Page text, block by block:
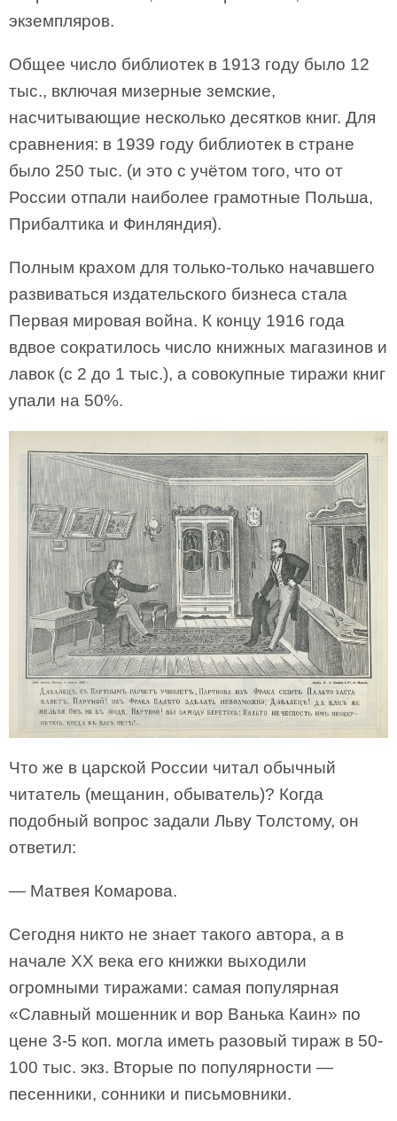
экземпляров.
Общее число библиотек в 1913 году было 12
тыс., включая мизерные земские,
насчитывающие несколько десятков книг. Для
сравнения: в 1939 году библиотек в стране
было 250 тыс. (и это с учётом того, что от
России отпали наиболее грамотные Польша,
Прибалтика и Финляндия).
Полным крахом для только-только начавшего
развиваться издательского бизнеса стала
Первая мировая война. К концу 1916 года
вдвое сократилось число книжных магазинов и
лавок (с 2 до 1 тыс.), а совокупные тиражи книг
упали на 50%.
Что же в царской России читал обычный
читатель (мещанин, обыватель)? Когда
подобный вопрос задали Льву Толстому, он
ответил:
— Матвея Комарова.
Сегодня никто не знает такого автора, а в
начале ХХ века его книжки выходили
огромными тиражами: самая популярная
«Славный мошенник и вор Ванька Каин» по
цене 3-5 коп. могла иметь разовый тираж в 50-
100 тыс. экз. Вторые по популярности —
песенники, сонники и письмовники.